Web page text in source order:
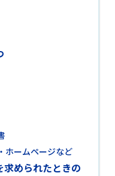
ホームページなど
められたときの